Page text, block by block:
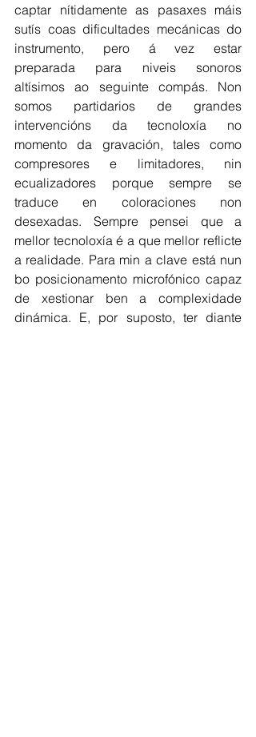
captar nítidamente as pasaxes máis
sutís coas dificultades mecánicas do
instrumento, pero á vez estar
preparada para niveis sonoros
altísimos ao seguinte compás. Non
somos partidarios de grandes
intervencións da tecnoloxía no
momento da gravación, tales como
compresores e limitadores, nin
ecualizadores porque sempre se
traduce en coloraciones non
desexadas. Sempre pensei que a
mellor tecnoloxía é a que mellor reflicte
a realidade. Para min a clave está nun
bo posicionamento microfónico capaz
de xestionar ben a complexidade
dinámica. E, por suposto, ter diante